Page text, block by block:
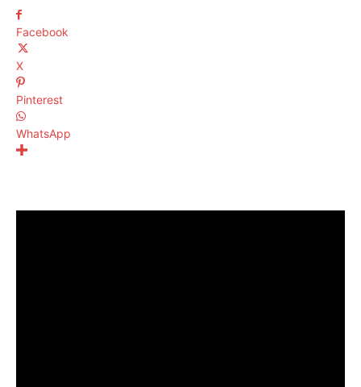
Facebook
X
Pinterest
WhatsApp